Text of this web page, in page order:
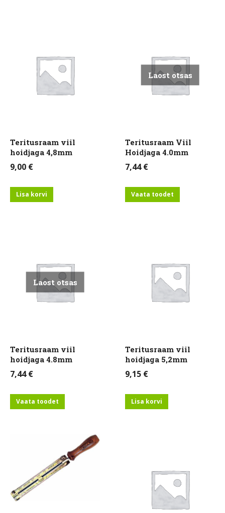
Teritusraam viil
hoidjaga 4,8mm
9,00 €
Lisa korvi
Laost otsas
Teritusraam Viil
Hoidjaga 4.0mm
7,44€
Vaata toodet
Laost otsas
Teritusraam viil
hoidjaga 4.8mm
7,44€
Vaata toodet
Teritusraam viil
hoidjaga 5,2mm
9,15 €
Lisa korvi